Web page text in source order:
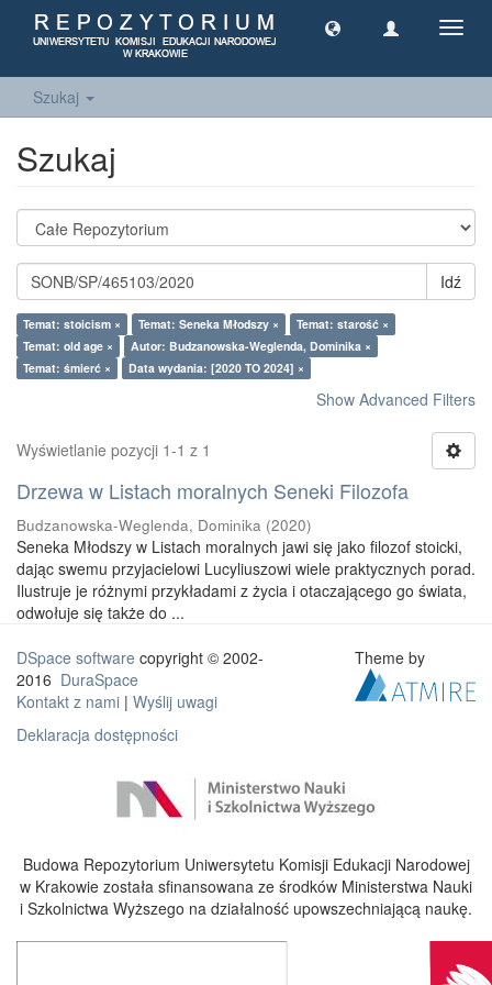
Szukaj
Szukaj
Idź
Temat: stoicism × Temat: Seneka Młodszy ×
Temat: starość ×
Temat: old age ×
Autor: Budzanowska-Weglenda, Dominika ×
Temat: śmierć ×
Data wydania: [2020 TO 2024] ×
Show Advanced Filters
Wyświetlanie pozycji 1-1 z 1
Drzewa w Listach moralnych Seneki Filozofa
Budzanowska-Weglenda, Dominika (2020)
Seneka Młodszy w Listach moralnych jawi się jako filozof stoicki,
dając swemu przyjacielowi Lucyliuszowi wiele praktycznych porad.
Ilustruje je różnymi przykładami z życia i otaczającego go świata,
odwołuje się także do ...
DSpace software copyright © 2002-
2016 DuraSpace
Kontakt z nami | Wyślij uwagi
Deklaracja dostępności
Theme by
Budowa Repozytorium Uniwersytetu Komisji Edukacji Narodowej
w Krakowie została sfinansowana ze środków Ministerstwa Nauki
i Szkolnictwa Wyższego na działalność upowszechniającą naukę.